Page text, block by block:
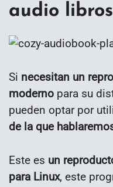
audio
Si necesitan un
moderno para su
pueden optar por
de la que
Este es un
para Linux, este